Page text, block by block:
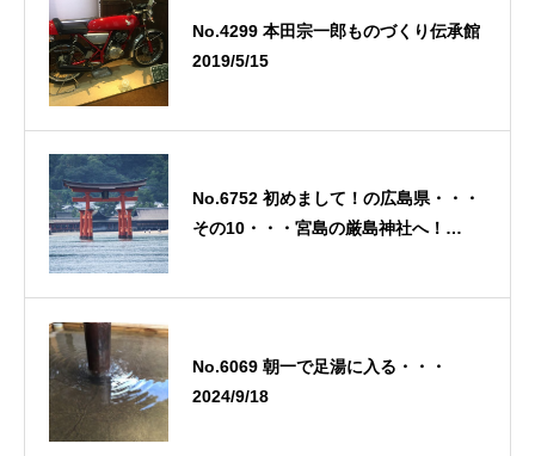
No.4299 本田宗一郎ものづくり伝承館
2019/5/15
No.6752 初めまして！の広島県・・・
その10・・・宮島の厳島神社へ！
No.6069 朝一で足湯に入る・・・
2024/9/18